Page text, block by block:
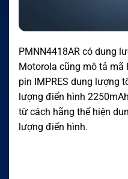
PMNN4418AR có dung
Motorola cũng mô tả mã
pin IMPRES dung lượng
lượng điển hình
từ cách hãng thể hiện
lượng điển hình.